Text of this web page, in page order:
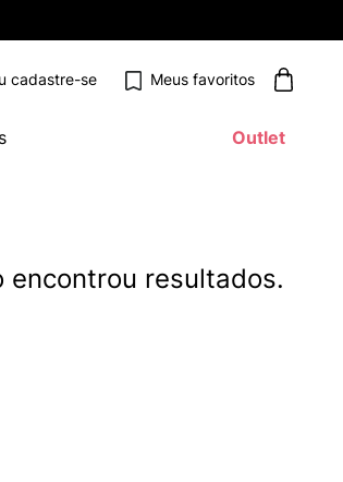
Meus favoritos
Outlet